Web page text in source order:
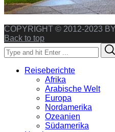
COPYRIGHT © 2012-2023
Back to top
Search
for:
Reiseberichte
Afrika
Arabische Welt
Europa
Nordamerika
Ozeanien
Südamerika